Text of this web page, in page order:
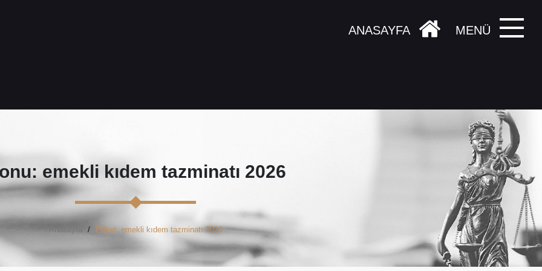
MENÜ
ANASAYFA
emekli kıdem tazminatı 2026
Anasayfa Etiket: emekli kıdem tazminatı 2026